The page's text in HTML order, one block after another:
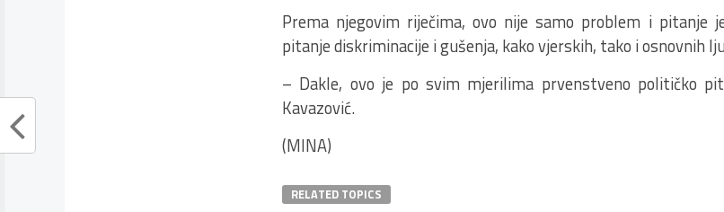
Prema njegovim riječima, ovo nije samo problem i pitanje
pitanje diskriminacije i gušenja, kako vjerskih, tako i osnovnih
– Dakle, ovo je po svim mjerilima prvenstveno političko
Kavazović.
(MINA)
RELATED TOPICS